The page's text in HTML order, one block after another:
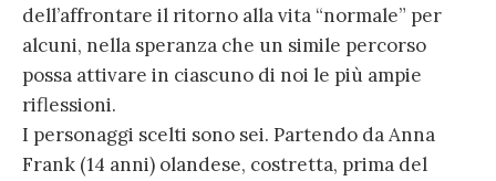
dell’affrontare il ritorno alla vita “normale” per
alcuni, nella speranza che un simile percorso
possa attivare in ciascuno di noi le più ampie
riflessioni.
I personaggi scelti sono sei. Partendo da Anna
Frank (14 anni) olandese, costretta, prima del